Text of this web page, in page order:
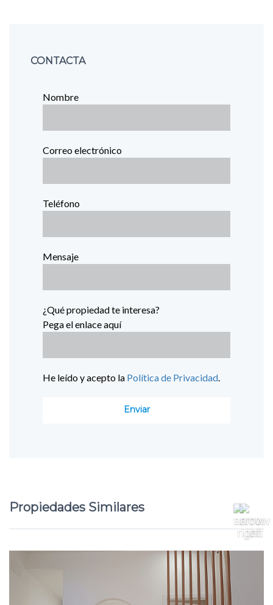
CONTACTA
Nombre
Correo electrónico
Teléfono
Mensaje
¿Qué propiedad te interesa?
Pega el enlace aquí
He leído y acepto la Política de Privacidad
Propiedades Similares